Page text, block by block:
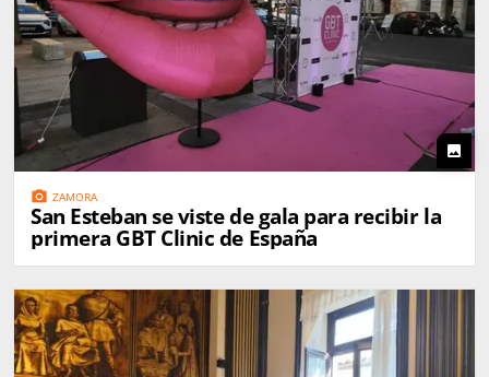
photo
photo_camera ZAMORA
San Esteban se viste de gala para recibir la
primera GBT Clinic de España